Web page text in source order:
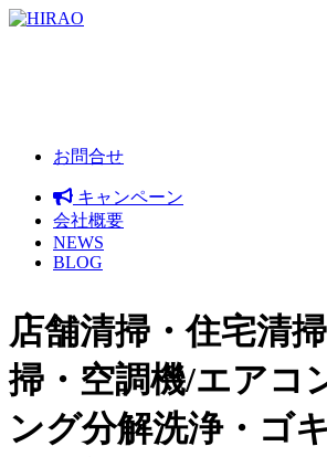
お問合せ
キャンペーン
会社概要
NEWS
BLOG
店舗清掃・住宅清
掃・空調機/エアコ
ング分解洗浄・ゴ